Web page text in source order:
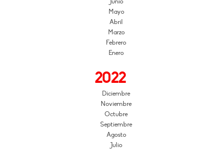
Junio
Mayo
Abril
Marzo
Febrero
Enero
2022
Diciembre
Noviembre
Octubre
Septiembre
Agosto
Julio